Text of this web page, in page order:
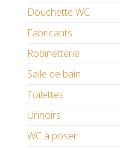
Douchette WC
Fabricants
Robinetterie
Salle de bain
Toilettes
Urinoirs
WC à poser